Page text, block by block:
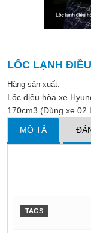
LỐC LẠNH
Hãng sản xuất:
Lốc điều hòa xe
170cm3 (Dùng xe 02
MÔ TẢ
TAGS